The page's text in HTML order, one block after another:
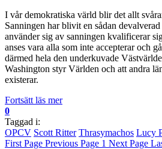
I vår demokratiska värld blir det allt
Sanningen har blivit en sådan
använder sig av sanningen kvalificerar
anses vara alla som inte accepterar och
därmed hela den underkuvade
Washington styr Världen och att andra
existerar.
Fortsätt läs mer
0
Taggad i:
OPCV Scott Ritter Thrasymachos Lucy
First Page Previous Page 1 Next Page